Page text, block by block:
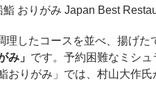
したコースを並べ、揚げた
み」 です。予約困難なミシュ
おりがみ」では、村山大作氏